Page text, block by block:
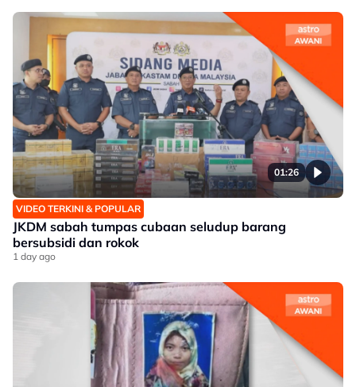
01:26
VIDEO TERKINI & POPULAR
JKDM sabah tumpas cubaan seludup barang
bersubsidi dan rokok
1 day ago